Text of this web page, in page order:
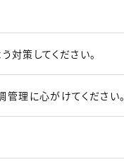
策してください。
管理に心がけてください。